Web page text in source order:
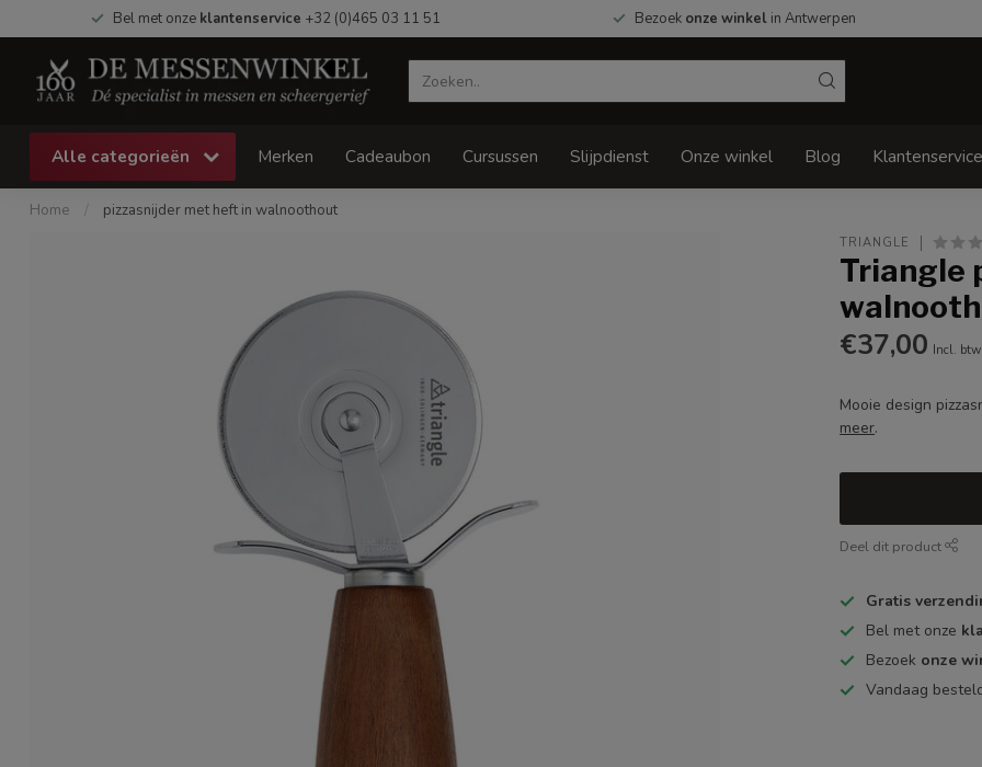
Bel met onze klantenservice +32 (0)465 03 11 51 Bezoek onze winkel in Antwerpen
Alle categorieën Merken Cadeaubon Cursussen Slijpdienst Onze winkel Blog Klantenservice
Home / pizzasnijder met heft in walnoothout
TRIANGLE
Triangle
€37,00 Incl. btw
Mooie design
meer.
Deel dit product
Gratis
Bel met onze
Bezoek onze
Vandaag